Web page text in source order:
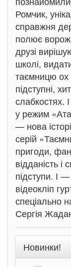
Ромчик,
справжня
полює
друзі
школі,
таємницю ох
підступні,
слабкостях.
у режим
— нова
серій
пригоди,
відданість і
підступи. І
відеокліп
спеціально
Сергія
Новинки!